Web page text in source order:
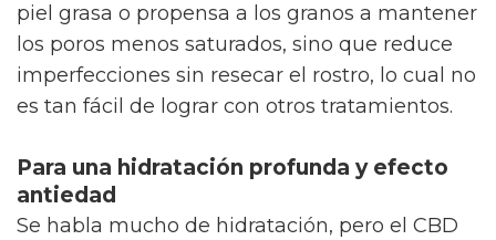
piel grasa o propensa a los granos a mantener
los poros menos saturados, sino que reduce
imperfecciones sin resecar el rostro, lo cual no
es tan fácil de lograr con otros tratamientos.
Para una hidratación profunda y efecto
antiedad
Se habla mucho de hidratación, pero el CBD